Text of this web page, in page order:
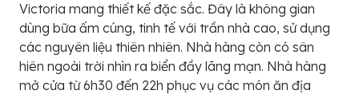
Victoria mang thiết kế đặc sắc. Đây là không gian
dùng bữa ấm cúng, tinh tế với trần nhà cao, sử dụng
các nguyên liệu thiên nhiên. Nhà hàng còn có sân
hiên ngoài trời nhìn ra biển đầy lãng mạn. Nhà hàng
mở cửa từ 6h30 đến 22h phục vụ các món ăn địa